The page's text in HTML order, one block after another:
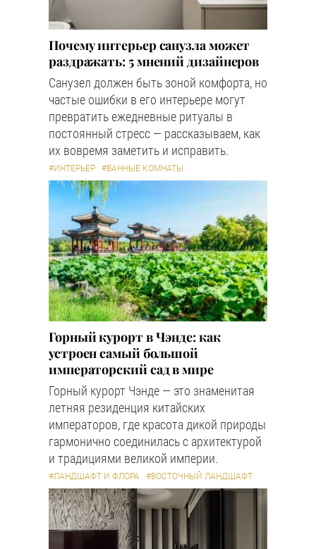
Почему интерьер санузла может
раздражать: 5 мнений дизайнеров
Санузел должен быть зоной комфорта, но
частые ошибки в его интерьере могут
превратить ежедневные ритуалы в
постоянный стресс — рассказываем, как
их вовремя заметить и исправить.
#ИНТЕРЬЕР #ВАННЫЕ КОМНАТЫ
Горный курорт в Чэнде: как
устроен самый большой
императорский сад в мире
Горный курорт Чэнде — это знаменитая
летняя резиденция китайских
императоров, где красота дикой природы
гармонично соединилась с архитектурой
и традициями великой империи.
#ЛАНДШАФТ И ФЛОРА #ВОСТОЧНЫЙ ЛАНДШАФТ